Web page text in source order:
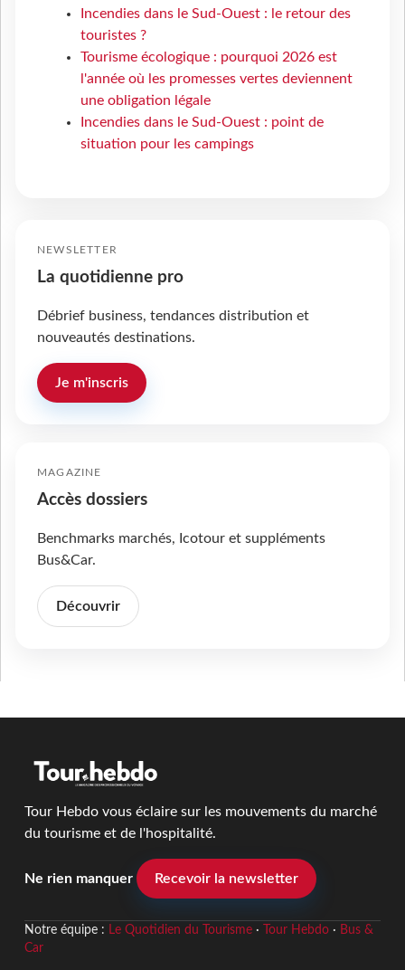
Incendies dans le Sud-Ouest : le retour des
touristes ?
Tourisme écologique : pourquoi 2026 est
l'année où les promesses vertes deviennent
une obligation légale
Incendies dans le Sud-Ouest : point de
situation pour les campings
NEWSLETTER
La quotidienne pro
Débrief business, tendances distribution et
nouveautés destinations.
Je m'inscris
MAGAZINE
Accès dossiers
Benchmarks marchés, Icotour et suppléments
Bus&Car.
Découvrir
Tour Hebdo vous éclaire sur les mouvements du marché
du tourisme et de l'hospitalité.
Ne rien manquer Recevoir la newsletter
Notre équipe : Le Quotidien du Tourisme· Tour Hebdo· Bus &
Car